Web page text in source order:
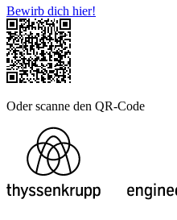
Bewirb dich hier!
Oder scanne den QR-Code